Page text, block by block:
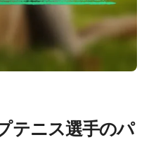
テニス選手のパ